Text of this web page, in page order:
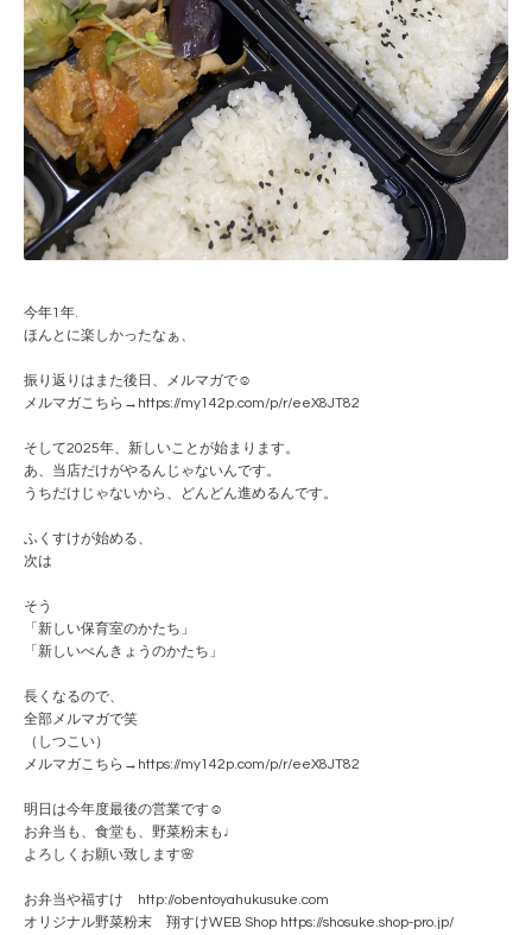
今年1年.
ほんとに楽しかったなぁ、
振り返りはまた後日、メルマガで☺️
メルマガこちら→https://my142p.com/p/r/eeX8JT82
そして2025年、新しいことが始まります。
あ、当店だけがやるんじゃないんです。
うちだけじゃないから、どんどん進めるんです。
ふくすけが始める、
次は
そう
「新しい保育室のかたち」
「新しいべんきょうのかたち」
長くなるので、
全部メルマガで笑
（しつこい）
メルマガこちら→https://my142p.com/p/r/eeX8JT82
明日は今年度最後の営業です☺️
お弁当も、食堂も、野菜粉末も♩
よろしくお願い致します🌸
お弁当や福すけ http://obentoyahukusuke.com
オリジナル野菜粉末 翔すけWEB Shop https://shosuke.shop-pro.jp/